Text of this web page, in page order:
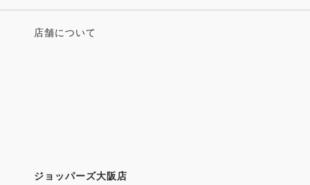
店舗について
ジョッパーズ大阪店